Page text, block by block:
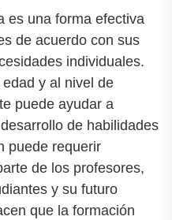
es una forma efectiva
de acuerdo con sus
individuales.
y al nivel de
puede ayudar a
de habilidades
puede requerir
de los profesores,
y su futuro
que la formación